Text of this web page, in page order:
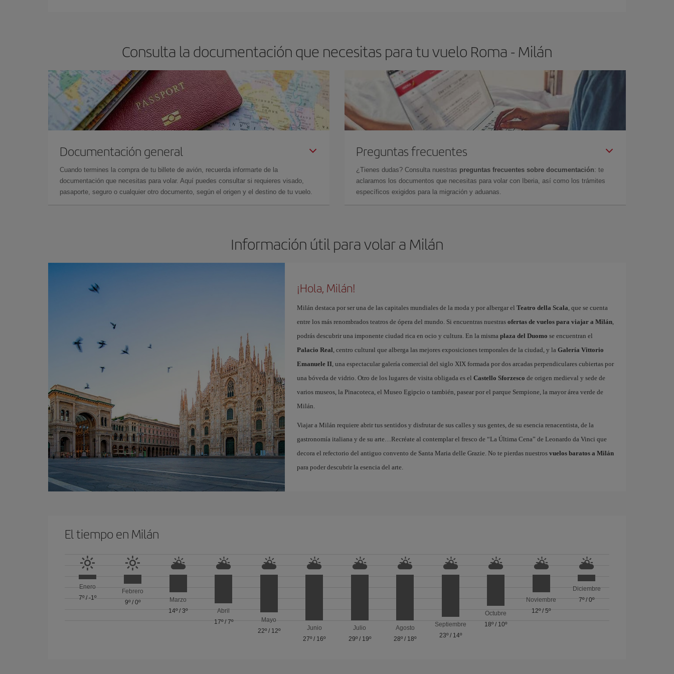
Consulta la documentación que necesitas para tu vuelo Roma - Milán
Documentación general
Cuando termines la compra de tu billete de avión, recuerda informarte de la
documentación que necesitas para volar. Aquí puedes consultar si requieres visado,
pasaporte, seguro o cualquier otro documento, según el origen y el destino de tu vuelo.
Preguntas frecuentes
¿Tienes dudas? Consulta nuestras preguntas frecuentes sobre documentación: te
aclaramos los documentos que necesitas para volar con Iberia, así como los trámites
específicos exigidos para la migración y aduanas.
Información útil para volar a Milán
¡Hola, Milán!
Milán destaca por ser una de las capitales mundiales de la moda y por albergar el Teatro della Scala, que se cuenta
entre los más renombrados teatros de ópera del mundo. Si encuentras nuestras ofertas de vuelos para viajar a Milán,
podrás descubrir una imponente ciudad rica en ocio y cultura. En la misma plaza del Duomo se encuentran el
Palacio Real, centro cultural que alberga las mejores exposiciones temporales de la ciudad, y la Galería Vittorio
Emanuele II, una espectacular galería comercial del siglo XIX formada por dos arcadas perpendiculares cubiertas por
una bóveda de vidrio. Otro de los lugares de visita obligada es el Castello Sforzesco de origen medieval y sede de
varios museos, la Pinacoteca, el Museo Egipcio o también, pasear por el parque Sempione, la mayor área verde de
Milán.
Viajar a Milán requiere abrir tus sentidos y disfrutar de sus calles y sus gentes, de su esencia renacentista, de la
gastronomía italiana y de su arte…Recréate al contemplar el fresco de “La Última Cena” de Leonardo da Vinci que
decora el refectorio del antiguo convento de Santa Maria delle Grazie. No te pierdas nuestros vuelos baratos a Milán
para poder descubrir la esencia del arte.
El tiempo en Milán
Enero
7º/ -1º
Febrero
9º /0º
Marzo
14º/3º
Abril
17º/ 7º
Mayo
22º/ 12º
Junio
27º / 16º
Julio
29º/ 19º
Agosto
28º / 18º
Septiembre
23º/ 14º
Octubre
18º / 10º
Noviembre
12º/5º
Diciembre
7º/0º